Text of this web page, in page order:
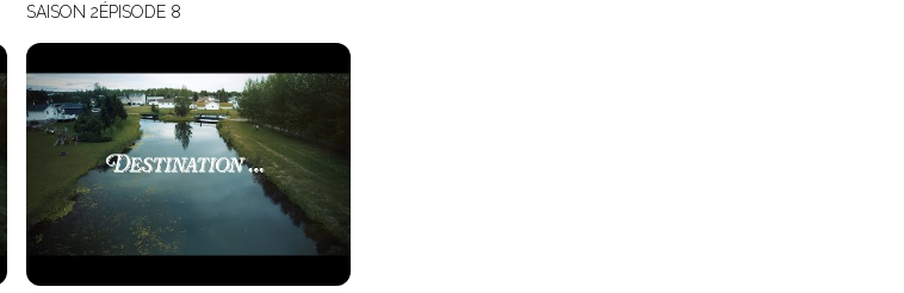
SAISON 2ÉPISODE 8